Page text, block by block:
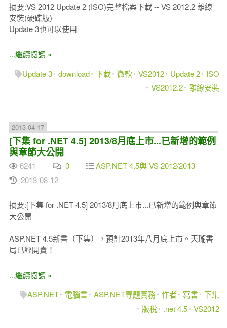
摘要:VS 2012 Update 2 (ISO)完整檔案下載 -- VS 2012.2 離線
安裝(硬碟版)
Update 3也可以使用
...繼續閱讀 »
Update 3 download 下載 微軟 VS2012 Update 2
ISO
VS2012.2 離線安裝
2013-04-17
[下集 for .NET 4.5] 2013/8月底上市...已新增的範例
與章節大公開
6241 0
ASP.NET 4.5與 VS 2012/2013
2013-08-12
摘要:[下集 for .NET 4.5] 2013/8月底上市...已新增的範例與章節
大公開
ASP.NET 4.5新書（下集），預計2013年八月底上市。天瓏書
局已經開賣！
...繼續閱讀 »
ASP.NET
電腦書 ASP.NET專題實務 作者 寫書 下集
版稅
.net 4.5 VS2012